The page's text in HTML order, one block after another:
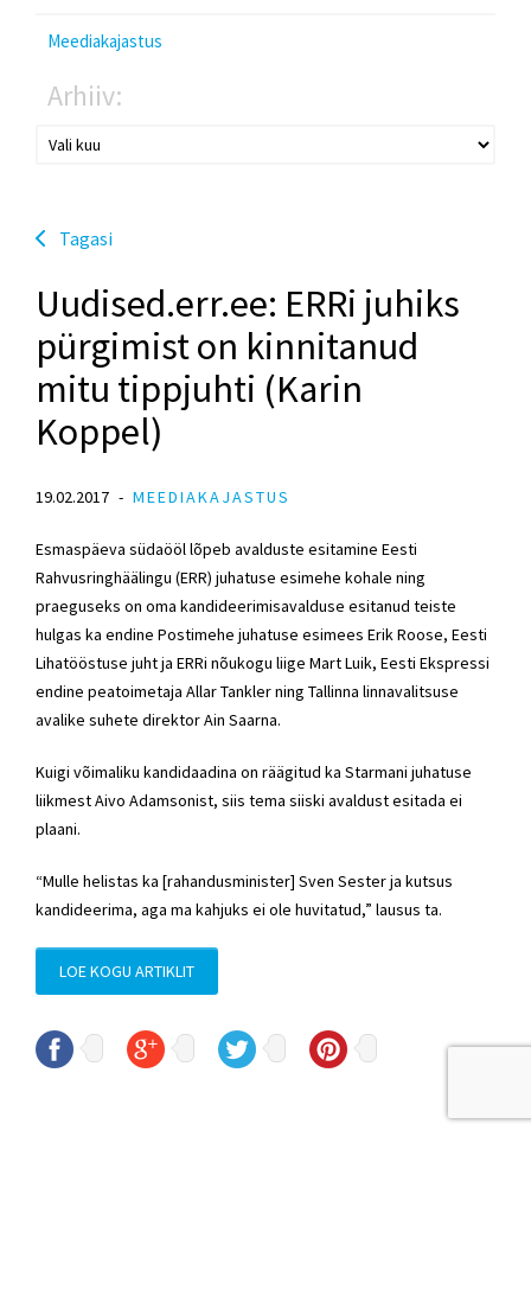
Meediakajastus
Arhiiv:
Tagasi
Uudised.err.ee: ERRi juhiks
pürgimist on kinnitanud
mitu tippjuhti (Karin
Koppel)
19.02.2017 MEEDIAKAJASTUS
Esmaspäeva südaööl lõpeb avalduste esitamine Eesti
Rahvusringhäälingu (ERR) juhatuse esimehe kohale ning
praeguseks on oma kandideerimisavalduse esitanud teiste
hulgas ka endine Postimehe juhatuse esimees Erik Roose, Eesti
Lihatööstuse juht ja ERRi nõukogu liige Mart Luik, Eesti Ekspressi
endine peatoimetaja Allar Tankler ning Tallinna linnavalitsuse
avalike suhete direktor Ain Saarna.
Kuigi võimaliku kandidaadina on räägitud ka Starmani juhatuse
liikmest Aivo Adamsonist, siis tema siiski avaldust esitada ei
plaani.
“Mulle helistas ka [rahandusminister] Sven Sester ja kutsus
kandideerima, aga ma kahjuks ei ole huvitatud,” lausus ta.
LOE KOGU ARTIKLIT